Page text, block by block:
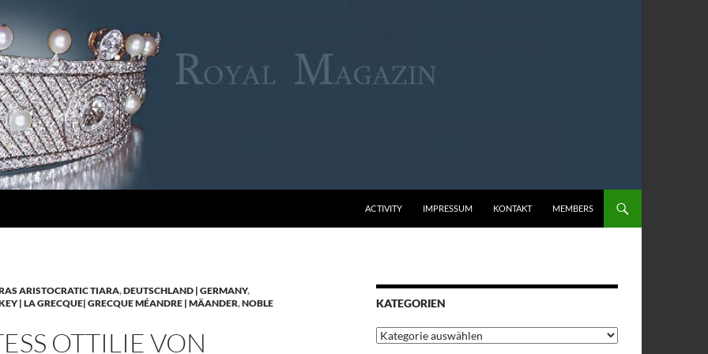
ACTIVITY IMPRESSUM KONTAKT MEMBERS
ARISTOCRATIC TIARA,DEUTSCHLAND | GERMANY,
| LA GRECQUE| GRECQUE MÉANDRE | MÄANDER,NOBLE
OTTILIE VON
KATEGORIEN
Kategorien